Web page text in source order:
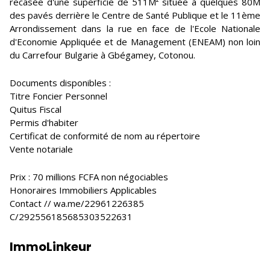
des pavés derrière le Centre de Santé Publique et le 11ème
Arrondissement dans la rue en face de l'Ecole Nationale
d'Economie Appliquée et de Management (ENEAM) non loin
du Carrefour Bulgarie à Gbégamey, Cotonou.
Documents disponibles :
Titre Foncier Personnel
Quitus Fiscal
Permis d'habiter
Certificat de conformité de nom au répertoire
Vente notariale
Prix : 70 millions FCFA non négociables
Honoraires Immobiliers Applicables
Contact // wa.me/22961226385
C/292556185685303522631
ImmoLinkeur